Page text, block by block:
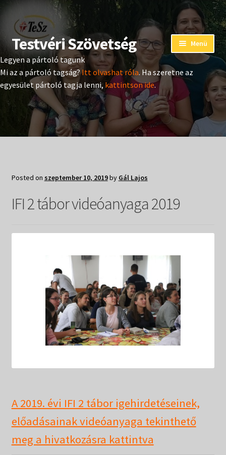
Ugrás
a
navigációhoz
Kilépés
a
tartalomba
Testvéri Szövetség Menü
Eseménynaptár
Adományozás
Pártoló tag belépés
Hírek
Kiadványok
child
Legyen a pártoló tagunk
Mi az a pártoló tagság?Itt olvashat róla. Ha szeretne az
egyesület pártoló tagja lenni, kattintson ide.
Posted on szeptember 10, 2019by Gál Lajos
IFI 2 tábor videóanyaga 2019
A 2019. évi IFI 2 tábor igehirdetéseinek,
előadásainak videóanyaga tekinthető
meg a hivatkozásra kattintva